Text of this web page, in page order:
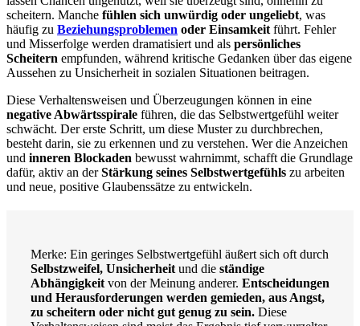
scheitern. Manche fühlen sich unwürdig oder ungeliebt, was
häufig zu Beziehungsproblemen oder Einsamkeit führt. Fehler
und Misserfolge werden dramatisiert und als persönliches
Scheitern empfunden, während kritische Gedanken über das eigene
Aussehen zu Unsicherheit in sozialen Situationen beitragen.
Diese Verhaltensweisen und Überzeugungen können in eine
negative Abwärtsspirale führen, die das Selbstwertgefühl weiter
schwächt. Der erste Schritt, um diese Muster zu durchbrechen,
besteht darin, sie zu erkennen und zu verstehen. Wer die Anzeichen
und inneren Blockaden bewusst wahrnimmt, schafft die Grundlage
dafür, aktiv an derStärkung seines Selbstwertgefühls zu arbeiten
und neue, positive Glaubenssätze zu entwickeln.
Merke: Ein geringes Selbstwertgefühl äußert sich oft durch
Selbstzweifel, Unsicherheit und die ständige
Abhängigkeit von der Meinung anderer. Entscheidungen
und Herausforderungen werden gemieden, aus Angst,
zu scheitern oder nicht gut genug zu sein. Diese